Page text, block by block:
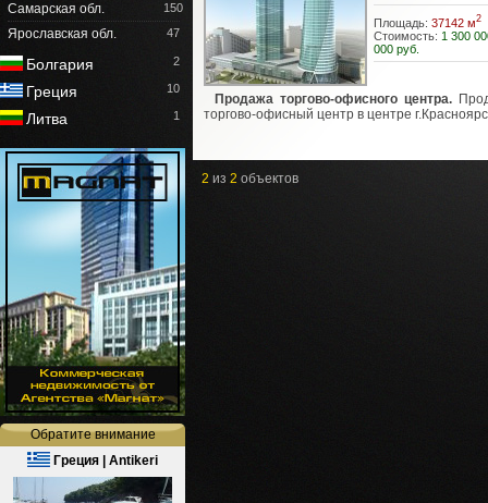
Самарская обл. 150
Ярославская обл. 47
Болгария 2
Греция 10
Литва 1
Обратите внимание
Греция | Antikeri
Площадь: 37142 м2
Стоимость: 1 300
000 руб.
Продажа торгово-офисного центра.
торгово-офисный центр в центре
2 из 2 объектов